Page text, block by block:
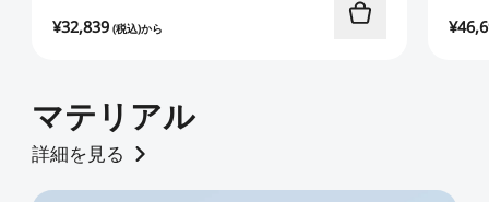
¥32,839(税込)から ¥
マテリアル
詳細を見る